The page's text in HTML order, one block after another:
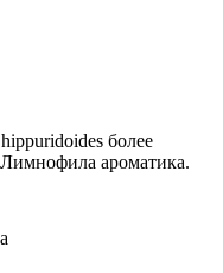
более
Лимнофила ароматика.